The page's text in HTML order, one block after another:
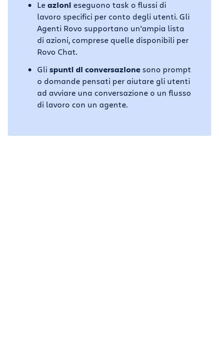
Leazioni eseguono task o flussi di
lavoro specifici per conto degli utenti. Gli
Agenti Rovo supportano un'ampia lista
di azioni, comprese quelle disponibili per
Rovo Chat.
Gli spunti di conversazione sono prompt
o domande pensati per aiutare gli utenti
ad avviare una conversazione o un flusso
di lavoro con un agente.